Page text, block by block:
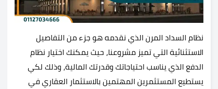
نظام السداد المرن الذي نقدمه هو جزء من التفاصيل
الاستثنائية التي تميز مشروعنا، حيث يمكنك اختيار نظام
الدفع الذي يناسب احتياجاتك وقدرتك المالية، وذلك لكي
يستطيع المستثمرين المهتمين بالاستثمار العقاري في